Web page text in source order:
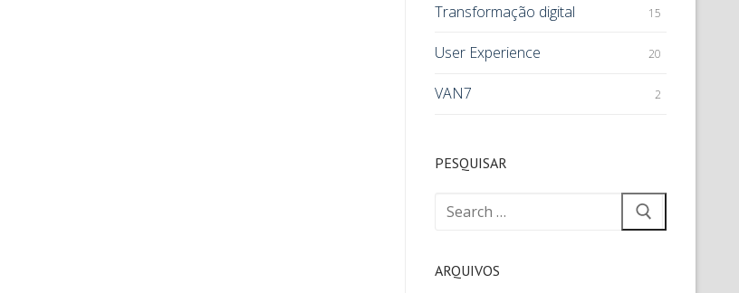
Transformação digital 15
User Experience 20
VAN7 2
PESQUISAR
ARQUIVOS